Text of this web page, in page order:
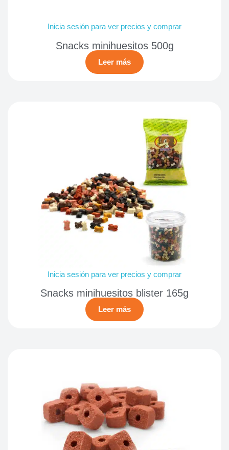
Inicia sesión para ver precios y comprar
Snacks minihuesitos 500g
Leer más
Inicia sesión para ver precios y comprar
Snacks minihuesitos blister 165g
Leer más